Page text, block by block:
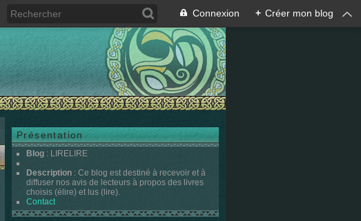
Connexion + Créer mon blog
Présentation
Blog : LIRELIRE
Description : Ce blog est destiné à recevoir et à
diffuser nos avis de lecteurs à propos des livres
choisis (élire) et lus (lire).
Contact